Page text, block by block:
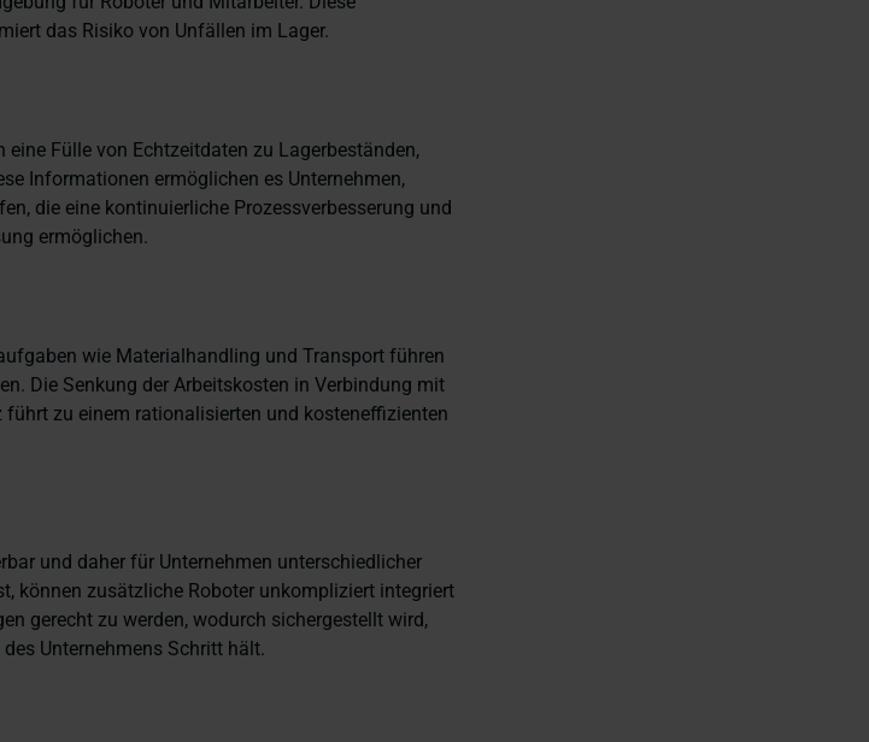
das Risiko von Unfällen im Lager.
Fülle von Echtzeitdaten zu Lagerbeständen,
Informationen ermöglichen es Unternehmen,
die eine kontinuierliche Prozessverbesserung und
ermöglichen.
wie Materialhandling und Transport führen
Die Senkung der Arbeitskosten in Verbindung mit
zu einem rationalisierten und kosteneffizienten
und daher für Unternehmen unterschiedlicher
können zusätzliche Roboter unkompliziert integriert
gerecht zu werden, wodurch sichergestellt wird,
Unternehmens Schritt hält.